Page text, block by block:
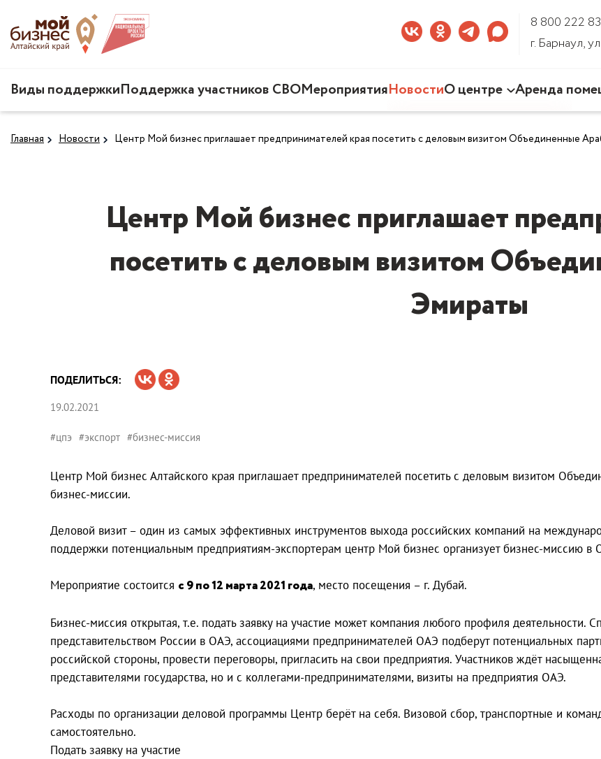
8 800 222
г. Барнаул,
Виды поддержкиПоддержка участников СВОМероприятияНовостиО центре
Команда Центра
Аренда
Главная Новости Центр Мой бизнес приглашает предпринимателей края посетить с деловым визитом Объединенные
Центр Мой бизнес приглашает
посетить с деловым визитом
Эмираты
ПОДЕЛИТЬСЯ:
19.02.2021
#цпэ #экспорт #бизнес-миссия
Центр Мой бизнес Алтайского края приглашает предпринимателей посетить с деловым визитом
бизнес-миссии.
Деловой визит – один из самых эффективных инструментов выхода российских компаний на
поддержки потенциальным предприятиям-экспортерам центр Мой бизнес организует бизнес-миссию
Мероприятие состоится с 9 по 12 марта 2021 года, место посещения – г. Дубай.
Бизнес-миссия открытая, т.е. подать заявку на участие может компания любого профиля деятельности.
представительством России в ОАЭ, ассоциациями предпринимателей ОАЭ подберут потенциальных
российской стороны, провести переговоры, пригласить на свои предприятия. Участников ждёт
представителями государства, но и с коллегами-предпринимателями, визиты на предприятия ОАЭ.
Расходы по организации деловой программы Центр берёт на себя. Визовой сбор, транспортные и
самостоятельно.
Подать заявку на участие